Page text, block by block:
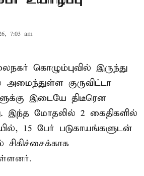
7:03 am
கொழும்புவில் இருந்து
அமைந்துள்ள குருவிட்டா
இடையே திடீரென
இந்த மோதலில் 2 கைதிகளில்
15 பேர் படுகாயங்களுடன்
சிகிச்சைக்காக